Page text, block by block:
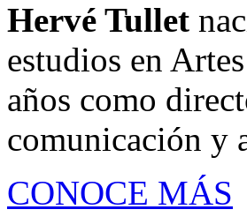
Hervé Tullet
estudios en
años como
comunicación y
CONOCE MÁS